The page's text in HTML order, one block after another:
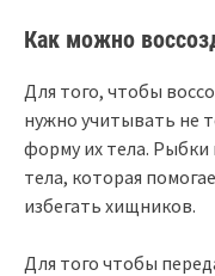
Как можно
Для того, чтобы
нужно учитывать не
форму их тела.
тела, которая
избегать хищников.
Для того чтобы